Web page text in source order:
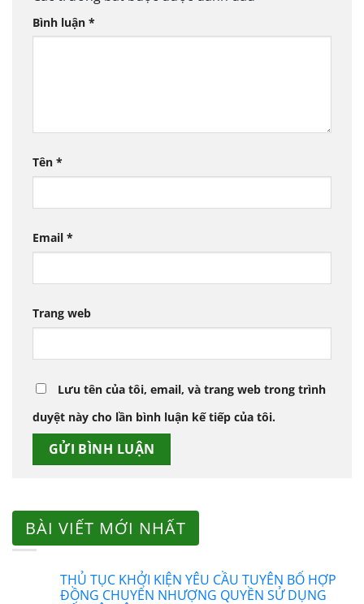
Bình luận *
Tên *
Email *
Trang web
Lưu tên của tôi, email, và trang web trong trình
duyệt này cho lần bình luận kế tiếp của tôi.
BÀI VIẾT MỚI NHẤT
THỦ TỤC KHỞI KIỆN YÊU CẦU TUYÊN BỐ HỢP
ĐỒNG CHUYỂN NHƯỢNG QUYỀN SỬ DỤNG